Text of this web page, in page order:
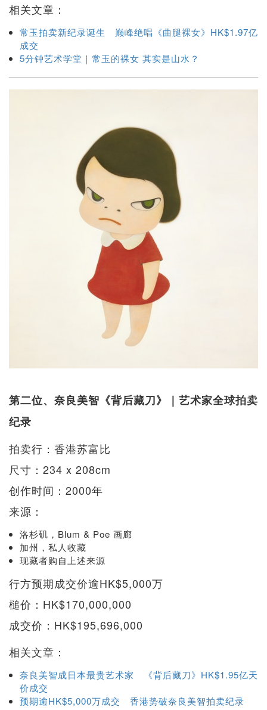
相关文章：
常玉拍卖新纪录诞生 巅峰绝唱《曲腿裸女》HK$1.97亿
成交
5分钟艺术学堂｜常玉的裸女 其实是山水？
第二位、奈良美智《背后藏刀》｜艺术家全球拍卖
纪录
拍卖行：香港苏富比
尺寸：234 x 208cm
创作时间：2000年
来源：
洛杉矶，Blum & Poe 画廊
加州，私人收藏
现藏者购自上述来源
行方预期成交价逾HK$5,000万
槌价：HK$170,000,000
成交价：HK$195,696,000
相关文章：
奈良美智成日本最贵艺术家 《背后藏刀》HK$1.95亿天
价成交
预期逾HK$5,000万成交 香港势破奈良美智拍卖纪录